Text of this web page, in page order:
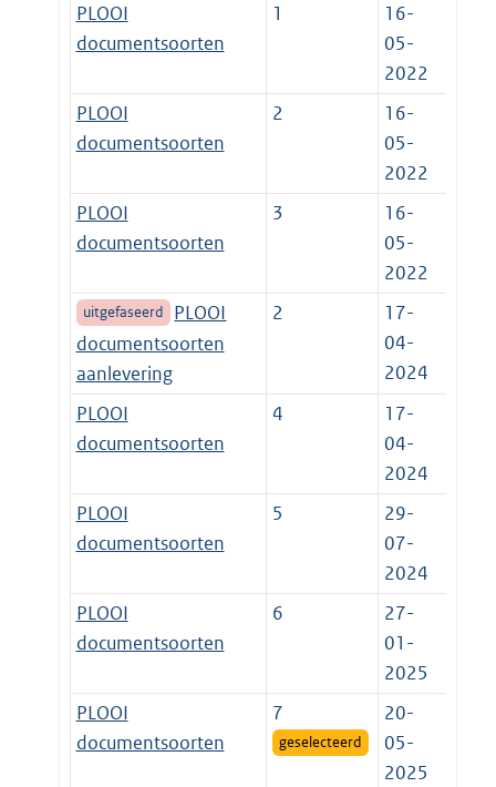
PLOOI
documentsoorten
1
16-
05-
2022
PLOOI
documentsoorten
2
16-
05-
2022
PLOOI
documentsoorten
3
16-
05-
2022
uitgefaseerd
PLOOI
documentsoorten
aanlevering
2
17-
04-
2024
PLOOI
documentsoorten
4
17-
04-
2024
PLOOI
documentsoorten
5
29-
07-
2024
PLOOI
documentsoorten
6
27-
01-
2025
PLOOI
documentsoorten
7
geselecteerd
20-
05-
2025